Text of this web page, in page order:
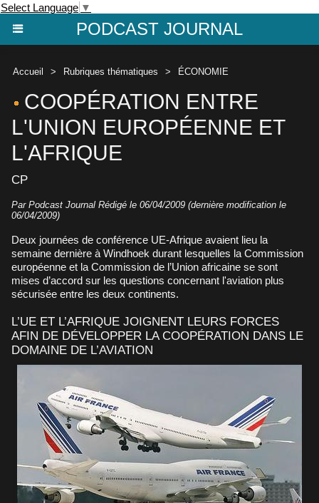
Select Language ▼
PODCAST JOURNAL
Accueil > Rubriques thématiques > ÉCONOMIE
COOPÉRATION ENTRE
L'UNION EUROPÉENNE ET
L'AFRIQUE
CP
Par Podcast Journal Rédigé le 06/04/2009 (dernière modification le
06/04/2009)
Deux journées de conférence UE-Afrique avaient lieu la
semaine dernière à Windhoek durant lesquelles la Commission
européenne et la Commission de l’Union africaine se sont
mises d’accord sur les questions concernant l'aviation plus
sécurisée entre les deux continents.
L’UE ET L’AFRIQUE JOIGNENT LEURS FORCES
AFIN DE DÉVELOPPER LA COOPÉRATION DANS LE
DOMAINE DE L’AVIATION